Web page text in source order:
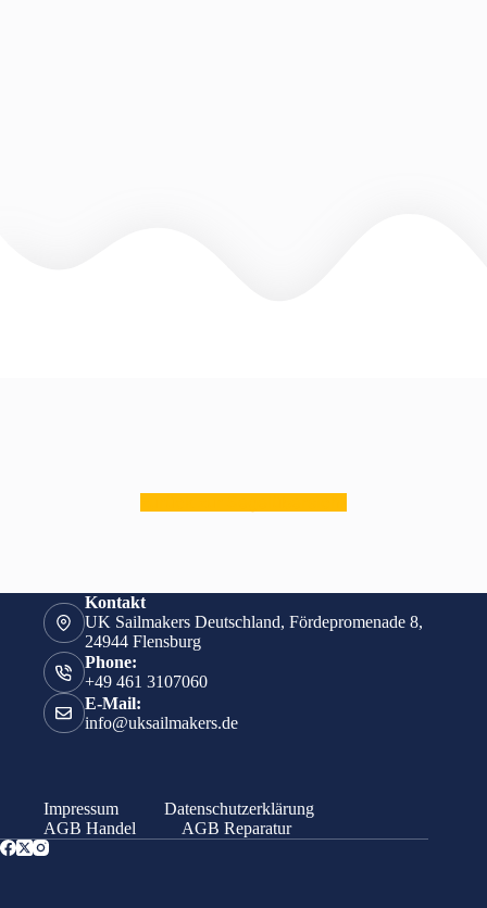
Kontakt
UK Sailmakers Deutschland, Fördepromenade 8,
24944 Flensburg
Phone:
+49 461 3107060
E-Mail:
info@uksailmakers.de
Impressum
Datenschutzerklärung
AGB Handel
AGB Reparatur